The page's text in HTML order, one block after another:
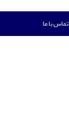
تماس با ما